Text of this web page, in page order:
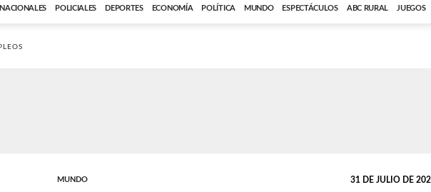
NACIONALES POLICIALES DEPORTES ECONOMÍA POLÍTICA MUNDO ESPECTÁCULOS ABC RURAL JUEGOS
MUNDO 31 DE JULIO DE